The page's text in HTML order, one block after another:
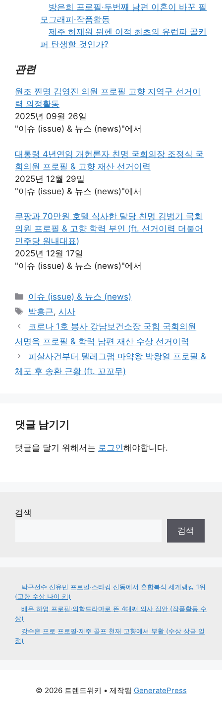
방은희 프로필·두번째 남편 이혼이 바꾼 필
모그래피·작품활동
제주 허재원 뮌헨 이적 최초의 유럽파 골키
퍼 탄생할 것인가?
관련
원조 찐명 김영진 의원 프로필 고향 지역구 선거이
력 의정활동
2025년 09월 26일
"이슈 (issue) & 뉴스 (news)"에서
대통령 4년연임 개헌론자 친명 국회의장 조정식 국
회의원 프로필 & 고향 재산 선거이력
2025년 12월 29일
"이슈 (issue) & 뉴스 (news)"에서
쿠팡과 70만원 호텔 식사한 탈당 친명 김병기 국회
의원 프로필 & 고향 학력 부인 (ft. 선거이력 더불어
민주당 원내대표)
2025년 12월 17일
"이슈 (issue) & 뉴스 (news)"에서
카
테
리
이슈 (issue) & 뉴스 (news)
태
그
박홍근,시사
코로나 1호 봉사 강남보건소장 국힘 국회의원
서명옥 프로필 & 학력 남편 재산 수상 선거이력
피살사건부터 텔레그램 마약왕 박왕열 프로필 &
체포 후 송환 근황 (ft. 꼬꼬무)
댓글 남기기
댓글을 달기 위해서는 로그인해야합니다.
검색
검색
탁구선수 신유빈 프로필·스타킹 신동에서 혼합복식 세계랭킹 1위
(고향 수상 나이 키)
배우 하영 프로필·의학드라마로 뜬 4대째 의사 집안 (작품활동 수
상)
강수은 프로 프로필·제주 골프 천재 고향에서 부활 (수상 상금 일
정)
© 2026 트렌드위키 • 제작됨 GeneratePress